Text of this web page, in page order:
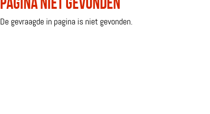
De gevraagde in pagina is niet gevonden.